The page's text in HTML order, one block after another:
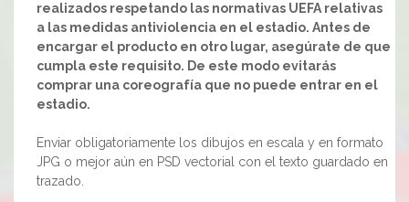
realizados respetando las normativas UEFA relativas
a las medidas antiviolencia en el estadio. Antes de
encargar el producto en otro lugar, asegúrate de que
cumpla este requisito. De este modo evitarás
comprar una coreografía que no puede entrar en el
estadio.
Enviar obligatoriamente los dibujos en escala y en formato
JPG o mejor aún en PSD vectorial con el texto guardado en
trazado.